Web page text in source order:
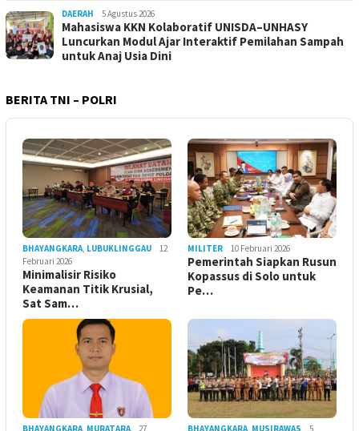
DAERAH 5 Agustus 2026
Mahasiswa KKN Kolaboratif UNISDA–UNHASY
Luncurkan Modul Ajar Interaktif Pemilahan Sampah
untuk Anaj Usia Dini
BERITA TNI – POLRI
BHAYANGKARA, LUBUKLINGGAU
12
Februari 2026
Minimalisir Risiko
Keamanan Titik Krusial,
Sat Sam…
MILITER 10 Februari 2026
Pemerintah Siapkan Rusun
Kopassus di Solo untuk
Pe…